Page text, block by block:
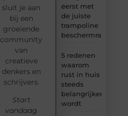
eerst met
de juiste
trampoline
beschermrand
5 redenen
waarom
rust in huis
steeds
belangrijker
wordt
sluit je aan
bij een
groeiende
community
van
creatieve
denkers en
schrijvers.
Start
vandaag